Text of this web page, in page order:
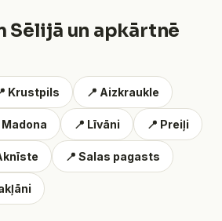
Sēlijā un apkārtnē
Krustpils 📍 Aizkraukle
Madona 📍 Līvāni 📍 Preiļi
📍 Salas pagasts